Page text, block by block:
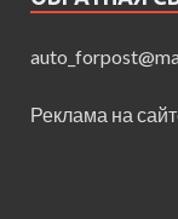
Реклама на